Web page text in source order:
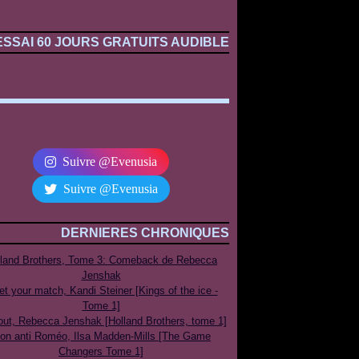
60 JOURS GRATUITS AUDIBLE
Suivre @Evenusia
Suivre @Evenusia
DERNIERES CHRONIQUES
Brothers, Tome 3: Comeback de Rebecca
Jenshak
your match, Kandi Steiner [Kings of the ice -
Tome 1]
Rebecca Jenshak [Holland Brothers, tome 1]
anti Roméo, Ilsa Madden-Mills [The Game
Changers Tome 1]